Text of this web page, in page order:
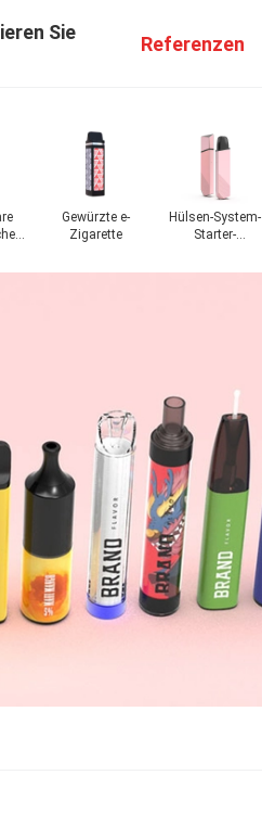
Sie
Referenzen
Gewürzte e-
Zigarette
Hülsen-System-
Starter-